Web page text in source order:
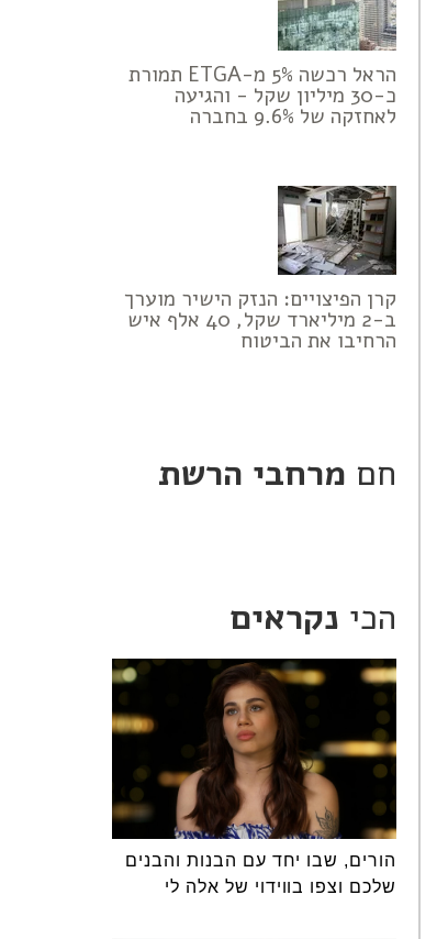
הראל רכשה 5% מ-ETGA תמורת
כ-30 מיליון שקל - והגיעה
לאחזקה של 9.6% בחברה
קרן הפיצויים: הנזק הישיר מוערך
ב-2 מיליארד שקל, 40 אלף איש
הרחיבו את הביטוח
חם מרחבי הרשת
הכי נקראים
הורים, שבו יחד עם הבנות והבנים
שלכם וצפו בווידוי של אלה לי